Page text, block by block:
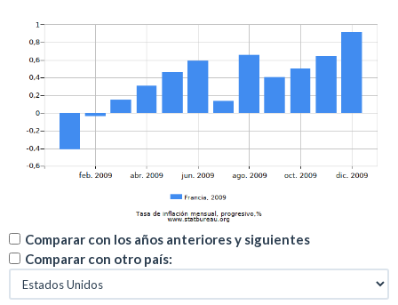
Comparar con los años anteriores y siguientes
Comparar con otro país: